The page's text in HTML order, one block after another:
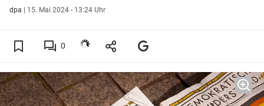
dpa | 15. Mai 2024 - 13:24 Uhr
0